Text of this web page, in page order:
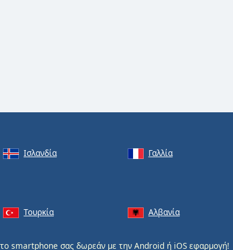
Ισλανδία Γαλλία
Τουρκία Αλβανία
smartphone σας δωρεάν με την Android ή iOS εφαρμογή!